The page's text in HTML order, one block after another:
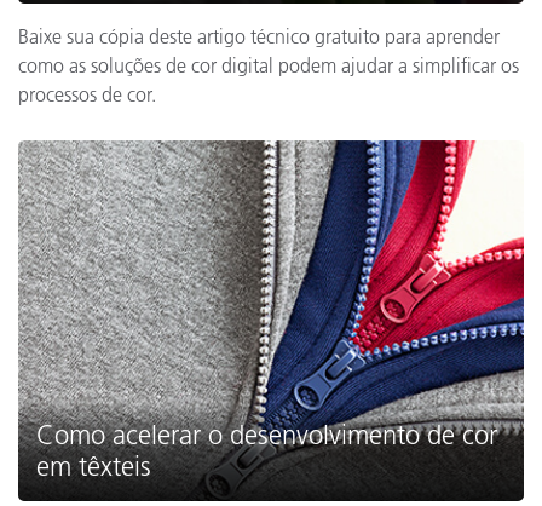
Baixe sua cópia deste artigo técnico gratuito para aprender
como as soluções de cor digital podem ajudar a simplificar os
processos de cor.
Como acelerar o desenvolvimento de cor
em têxteis